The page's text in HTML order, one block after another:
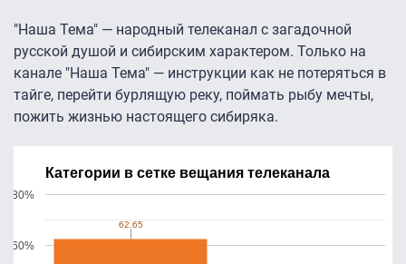
"Наша Тема" — народный телеканал с загадочной
русской душой и сибирским характером. Только на
канале "Наша Тема" — инструкции как не потеряться в
тайге, перейти бурлящую реку, поймать рыбу мечты,
пожить жизнью настоящего сибиряка.
Категории в сетке вещания телеканала
60%
80%
62.65
62.65